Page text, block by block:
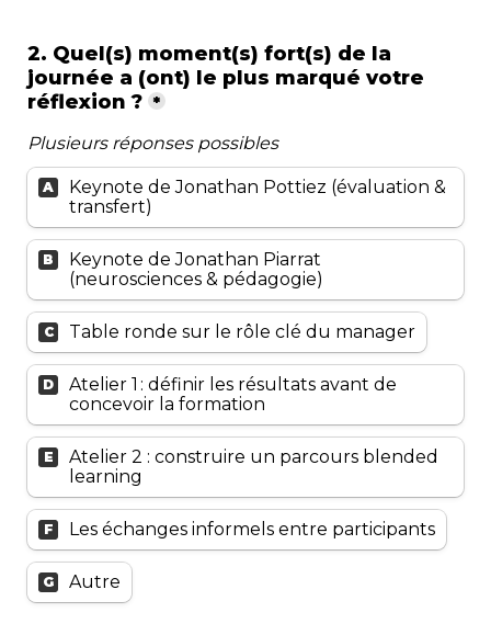
2. Quel(s) moment(s) fort(s) de la
journée a (ont) le plus marqué votre
réflexion ? *
Plusieurs réponses possibles
A
Keynote de Jonathan Pottiez (évaluation &
transfert)
B
Keynote de Jonathan Piarrat
(neurosciences & pédagogie)
C Table ronde sur le rôle clé du manager
D
Atelier 1 : définir les résultats avant de
concevoir la formation
E
Atelier 2 : construire un parcours blended
learning
F Les échanges informels entre participants
G Autre